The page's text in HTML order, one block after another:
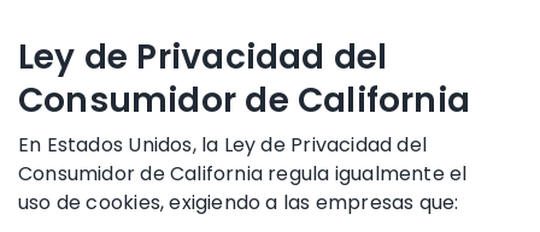
Ley de Privacidad del
Consumidor de California
En Estados Unidos, la Ley de Privacidad del
Consumidor de California regula igualmente el
uso de cookies, exigiendo a las empresas que: